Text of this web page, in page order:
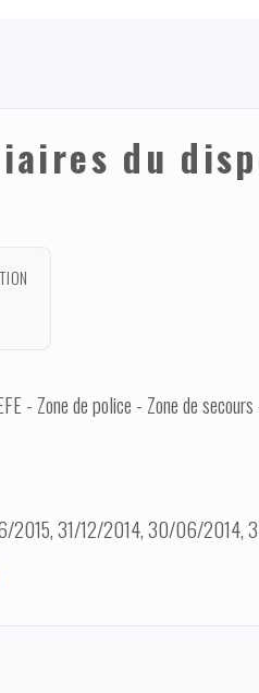
du
- Zone de police - Zone de
31/12/2014, 30/06/2014,